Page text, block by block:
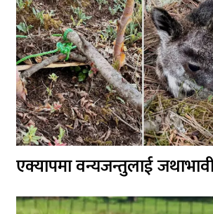
एक्यापमा वन्यजन्तुलाई